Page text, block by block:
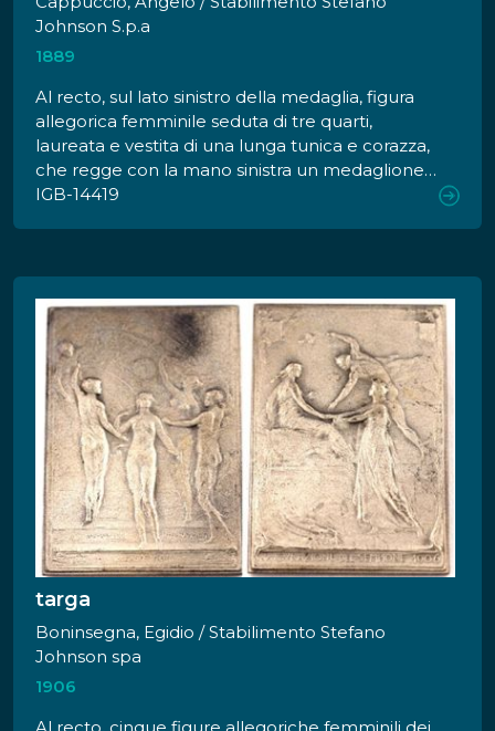
Johnson S.p.a
1889
Al recto, sul lato sinistro della medaglia, figura
allegorica femminile seduta di tre quarti,
laureata e vestita di una lunga tunica e corazza,
che regge con la mano sinistra un medaglione
col ritratto del Sen. Alessandro Rossi (1819-1898),
edificio, verosimilmente il Lanificio Rossi e dei
covoni di lana; di sfondo, delle montagne. Al
verso, iscrizione celebrativa su 13 righe.
IGB-14419
targa
Boninsegna, Egidio / Stabilimento Stefano
Johnson spa
1906